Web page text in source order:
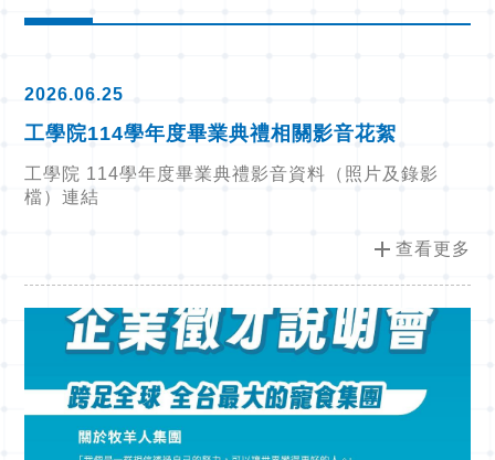
2026.06.25
工學院114學年度畢業典禮相關影音花絮
工學院 114學年度畢業典禮影音資料（照片及錄影
檔）連結
add 查看更多